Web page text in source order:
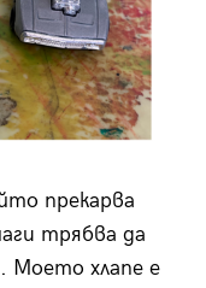
прекарва
трябва да
Моето хлапе е